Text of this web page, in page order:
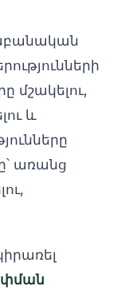
մշակելու,
և
առանց